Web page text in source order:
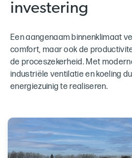
investering
Een aangenaam binnenklimaat
comfort, maar ook de
de proceszekerheid. Met
industriële ventilatie en koeling
energiezuinig te realiseren.